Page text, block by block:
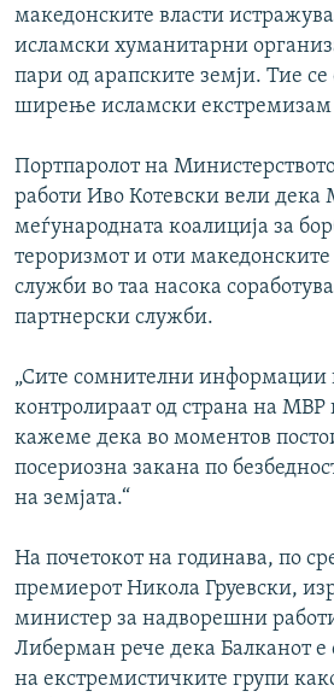
македонските власти
исламски хуманитарни
пари од арапските земји. Тие
ширење исламски екстремизам
Портпаролот на
работи Иво Котевски вели дека
меѓународната коалиција за
тероризмот и оти
служби во таа насока
партнерски служби.
„Сите сомнителни информации
контролираат од страна на
кажеме дека во моментов
посериозна закана по
на земјата.“
На почетокот на годинава, по
премиерот Никола Груевски,
министер за надворешни
Либерман рече дека Балканот е
на екстремистичките групи